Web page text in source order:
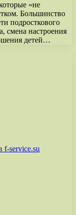
«не
Большинство
подросткового
смена настроения
детей…
f-service.su